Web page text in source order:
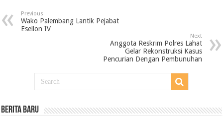
Previous
Wako Palembang Lantik Pejabat
Esellon IV
Next
Anggota Reskrim Polres Lahat
Gelar Rekonstruksi Kasus
Pencurian Dengan Pembunuhan
BERITA BARU